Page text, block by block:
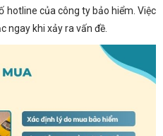
hotline của công ty bảo hiểm. Việc
ngay khi xảy ra vấn đề.